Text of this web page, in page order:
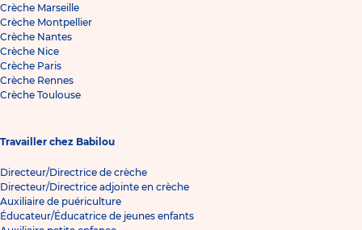
Crèche Marseille
Crèche Montpellier
Crèche Nantes
Crèche Nice
Crèche Paris
Crèche Rennes
Crèche Toulouse
Travailler chez Babilou
Directeur/Directrice de crèche
Directeur/Directrice adjointe en crèche
Auxiliaire de puériculture
Éducateur/Éducatrice de jeunes enfants